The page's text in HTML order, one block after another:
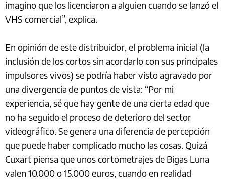
imagino que los licenciaron a alguien cuando se lanzó el
VHS comercial”, explica.
En opinión de este distribuidor, el problema inicial (la
inclusión de los cortos sin acordarlo con sus principales
impulsores vivos) se podría haber visto agravado por
una divergencia de puntos de vista: “Por mi
experiencia, sé que hay gente de una cierta edad que
no ha seguido el proceso de deterioro del sector
videográfico. Se genera una diferencia de percepción
que puede haber complicado mucho las cosas. Quizá
Cuxart piensa que unos cortometrajes de Bigas Luna
valen 10.000 o 15.000 euros, cuando en realidad